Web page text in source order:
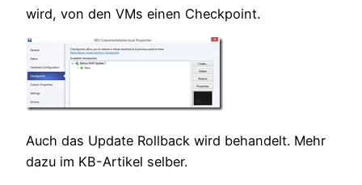
wird, von den VMs einen Checkpoint.
Auch das Update Rollback wird behandelt. Mehr
dazu im KB-Artikel selber.